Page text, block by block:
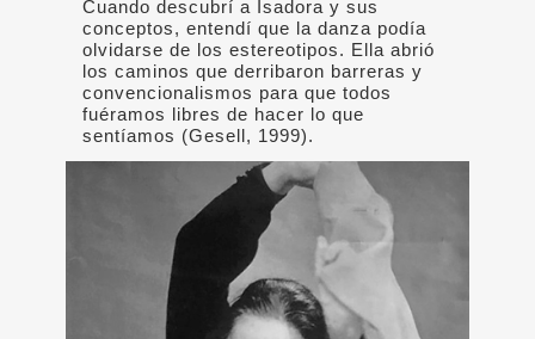
Cuando descubrí a Isadora y sus
conceptos, entendí que la danza podía
olvidarse de los estereotipos. Ella abrió
los caminos que derribaron barreras y
convencionalismos para que todos
fuéramos libres de hacer lo que
sentíamos (Gesell, 1999).